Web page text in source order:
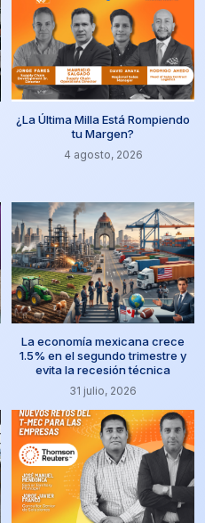
¿La Última Milla Está Rompiendo
tu Margen?
4 agosto, 2026
La economía mexicana crece
1.5% en el segundo trimestre y
evita la recesión técnica
31 julio, 2026